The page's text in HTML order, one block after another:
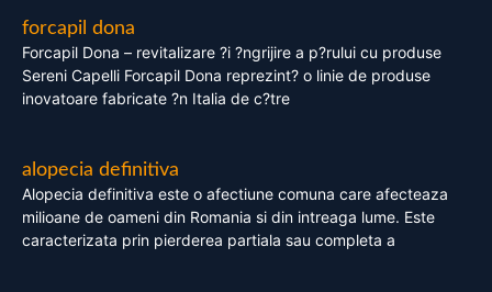
forcapil dona
Forcapil Dona – revitalizare ?i ?ngrijire a p?rului cu produse
Sereni Capelli Forcapil Dona reprezint? o linie de produse
inovatoare fabricate ?n Italia de c?tre
alopecia definitiva
Alopecia definitiva este o afectiune comuna care afecteaza
milioane de oameni din Romania si din intreaga lume. Este
caracterizata prin pierderea partiala sau completa a